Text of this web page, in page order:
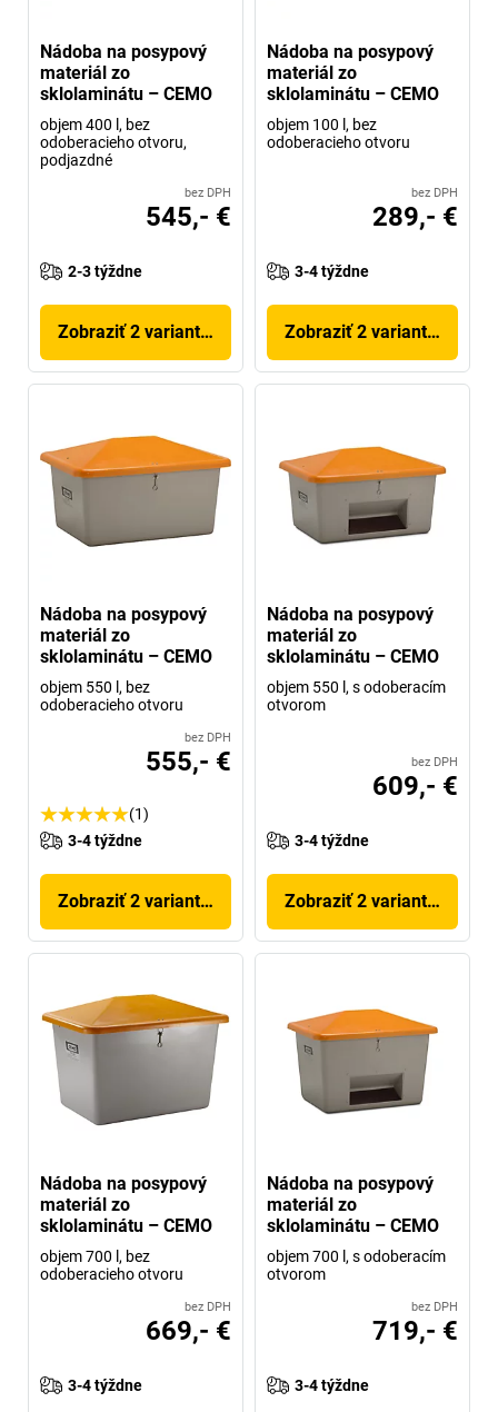
Nádoba na posypový
materiál zo
sklolaminátu – CEMO
objem 400 l, bez
odoberacieho otvoru,
podjazdné
bez DPH
545,- €
2-3 týždne
Zobraziť 2 variantov
Nádoba na posypový
materiál zo
sklolaminátu – CEMO
objem 100 l, bez
odoberacieho otvoru
bez DPH
289,- €
3-4 týždne
Zobraziť 2 variantov
Nádoba na posypový
materiál zo
sklolaminátu – CEMO
objem 550 l, bez
odoberacieho otvoru
bez DPH
555,- €
(1)
3-4 týždne
Zobraziť 2 variantov
Nádoba na posypový
materiál zo
sklolaminátu – CEMO
objem 550 l, s odoberacím
otvorom
bez DPH
609,- €
3-4 týždne
Zobraziť 2 variantov
Nádoba na posypový
materiál zo
sklolaminátu – CEMO
objem 700 l, bez
odoberacieho otvoru
bez DPH
669,- €
3-4 týždne
Nádoba na posypový
materiál zo
sklolaminátu – CEMO
objem 700 l, s odoberacím
otvorom
bez DPH
719,- €
3-4 týždne